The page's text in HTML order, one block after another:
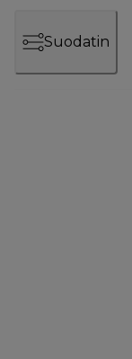
Suodatin